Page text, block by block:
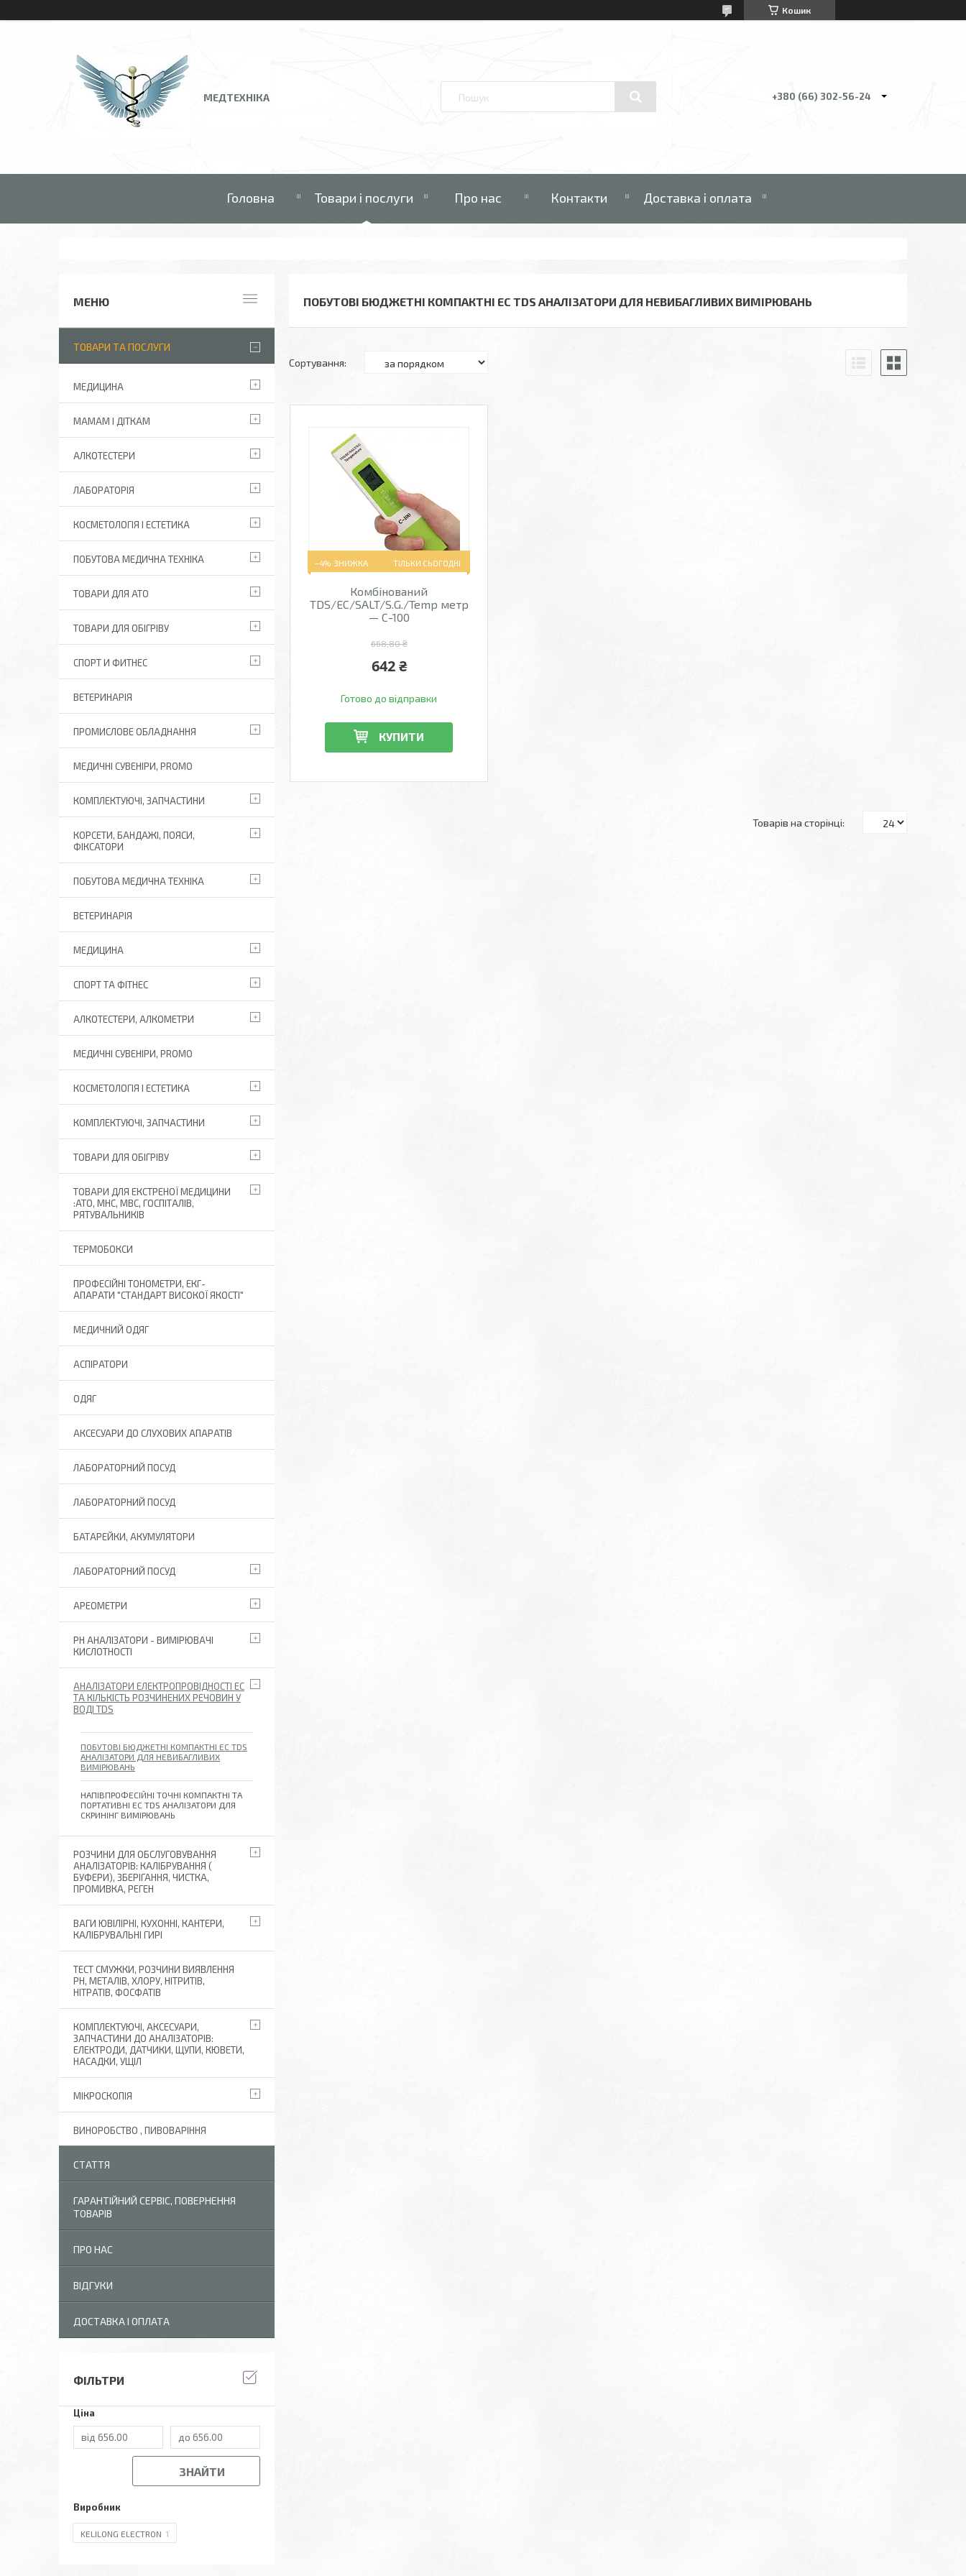
Кошик
МЕДТЕХНІКА +380 (66) 302-56-24
Головна Товари і послуги Про нас Контакти Доставка і оплата
ПОБУТОВІ БЮДЖЕТНІ КОМПАКТНІ EC TDS АНАЛІЗАТОРИ ДЛЯ НЕВИБАГЛИВИХ ВИМІРЮВАНЬ
–4% ТІЛЬКИ СЬОГОДНІ
Комбінований
TDS/EC/SALT/S.G./Temp метр
— C-100
668,80 ₴
642 ₴
Готово до відправки
КУПИТИ
ТОВАРИ ТА ПОСЛУГИ
МЕДИЦИНА
МАМАМ І ДІТКАМ
АЛКОТЕСТЕРИ
ЛАБОРАТОРІЯ
КОСМЕТОЛОГІЯ І ЕСТЕТИКА
ПОБУТОВА МЕДИЧНА ТЕХНІКА
ТОВАРИ ДЛЯ АТО
ТОВАРИ ДЛЯ ОБІГРІВУ
СПОРТ И ФИТНЕС
ВЕТЕРИНАРІЯ
ПРОМИСЛОВЕ ОБЛАДНАННЯ
МЕДИЧНІ СУВЕНІРИ, PROMO
КОМПЛЕКТУЮЧІ, ЗАПЧАСТИНИ
КОРСЕТИ, БАНДАЖІ, ПОЯСИ,
ФІКСАТОРИ
ПОБУТОВА МЕДИЧНА ТЕХНІКА
ВЕТЕРИНАРІЯ
МЕДИЦИНА
СПОРТ ТА ФІТНЕС
АЛКОТЕСТЕРИ, АЛКОМЕТРИ
МЕДИЧНІ СУВЕНІРИ, PROMO
КОСМЕТОЛОГІЯ І ЕСТЕТИКА
КОМПЛЕКТУЮЧІ, ЗАПЧАСТИНИ
ТОВАРИ ДЛЯ ОБІГРІВУ
ТОВАРИ ДЛЯ ЕКСТРЕНОЇ МЕДИЦИНИ
:АТО, МНС, МВС, ГОСПІТАЛІВ,
РЯТУВАЛЬНИКІВ
ТЕРМОБОКСИ
ПРОФЕСІЙНІ ТОНОМЕТРИ, ЕКГ-
АПАРАТИ "СТАНДАРТ ВИСОКОЇ ЯКОСТІ"
МЕДИЧНИЙ ОДЯГ
АСПІРАТОРИ
ОДЯГ
АКСЕСУАРИ ДО СЛУХОВИХ АПАРАТІВ
ЛАБОРАТОРНИЙ ПОСУД
ЛАБОРАТОРНИЙ ПОСУД
БАТАРЕЙКИ, АКУМУЛЯТОРИ
ЛАБОРАТОРНИЙ ПОСУД
АРЕОМЕТРИ
РН АНАЛІЗАТОРИ - ВИМІРЮВАЧІ
КИСЛОТНОСТІ
АНАЛІЗАТОРИ ЕЛЕКТРОПРОВІДНОСТІ EC
ТА КІЛЬКІСТЬ РОЗЧИНЕНИХ РЕЧОВИН У
ВОДІ TDS
ПОБУТОВІ БЮДЖЕТНІ КОМПАКТНІ EC TDS
АНАЛІЗАТОРИ ДЛЯ НЕВИБАГЛИВИХ
ВИМІРЮВАНЬ
НАПІВПРОФЕСІЙНІ ТОЧНІ КОМПАКТНІ ТА
ПОРТАТИВНІ EC TDS АНАЛІЗАТОРИ ДЛЯ
СКРИНІНГ ВИМІРЮВАНЬ
РОЗЧИНИ ДЛЯ ОБСЛУГОВУВАННЯ
АНАЛІЗАТОРІВ: КАЛІБРУВАННЯ (
БУФЕРИ), ЗБЕРІГАННЯ, ЧИСТКА,
ПРОМИВКА, РЕГЕН
ВАГИ ЮВІЛІРНІ, КУХОННІ, КАНТЕРИ,
КАЛІБРУВАЛЬНІ ГИРІ
ТЕСТ СМУЖКИ, РОЗЧИНИ ВИЯВЛЕННЯ
РН, МЕТАЛІВ, ХЛОРУ, НІТРИТІВ,
НІТРАТІВ, ФОСФАТІВ
КОМПЛЕКТУЮЧІ, АКСЕСУАРИ,
ЗАПЧАСТИНИ ДО АНАЛІЗАТОРІВ:
ЕЛЕКТРОДИ, ДАТЧИКИ, ЩУПИ, КЮВЕТИ,
НАСАДКИ, УЩІЛ
МІКРОСКОПІЯ
ВИНОРОБСТВО , ПИВОВАРІННЯ
СТАТТЯ
ГАРАНТІЙНИЙ СЕРВІС, ПОВЕРНЕННЯ
ТОВАРІВ
ПРО НАС
ВІДГУКИ
ДОСТАВКА І ОПЛАТА
ФІЛЬТРИ
Ціна
ЗНАЙТИ
Виробник
KELILONG ELECTRON 1